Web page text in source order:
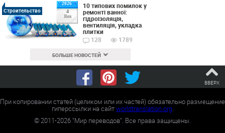
2026
4
Янв
Строительство
10 типових помилок у
ремонті ванної:
гідроізоляція,
вентиляція, укладка
плитки
128
1789
БОЛЬШЕ НОВОСТЕЙ
ВВЕРХ
При копировании статей (целиком или их частей) обязательно размещение
гиперссылки на сайтworldtranslation.org.
©2011-2026 "Мир переводов". Все права защищены.